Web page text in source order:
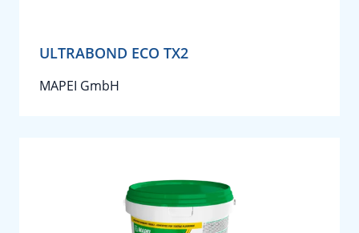
ULTRABOND ECO TX2
MAPEI GmbH